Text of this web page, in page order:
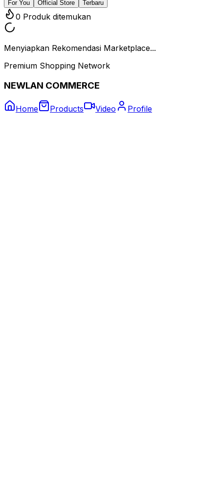
For You Official Store Terbaru
0 Produk ditemukan
Menyiapkan Rekomendasi Marketplace...
Premium Shopping Network
NEWLAN COMMERCE
Home Products Video Profile